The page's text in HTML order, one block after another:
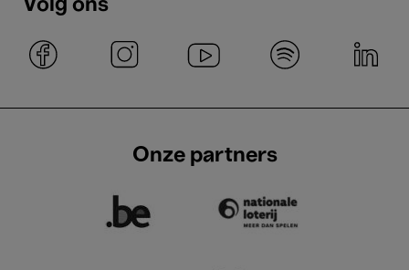
Volg ons
Onze partners